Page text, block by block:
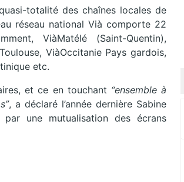
totalité des chaînes locales de
réseau national Vià comporte 22
ViàMatélé (Saint-Quentin),
ViàOccitanie Pays gardois,
etc.
et ce en touchant “ensemble à
, a déclaré l’année dernière Sabine
une mutualisation des écrans